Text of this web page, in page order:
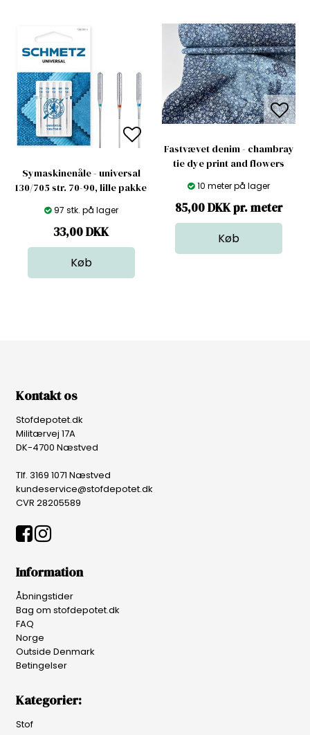
Symaskinenåle - universal
130/705 str. 70-90, lille pakke
97 stk. på lager
33,00DKK
Fastvævet denim - chambray
tie dye print and flowers
10 meter på lager
85,00 DKK pr. meter
Kontakt os
Stofdepotet.dk
Militærvej 17A
DK-4700 Næstved
Tlf. 3169 1071 Næstved
kundeservice@stofdepotet.dk
CVR 28205589
Information
Åbningstider
Bag om stofdepotet.dk
FAQ
Norge
Outside Denmark
Betingelser
Kategorier:
Stof